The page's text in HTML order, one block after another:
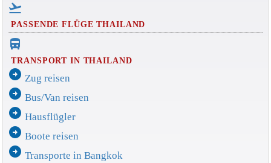
flight_takeoff
PASSENDE FLÜGE THAILAND
directions_bus_filled
TRANSPORT IN THAILAND
arrow_circle_right Zug reisen
arrow_circle_right Bus/Van reisen
arrow_circle_right Hausflügler
arrow_circle_right Boote reisen
arrow_circle_right Transporte in Bangkok